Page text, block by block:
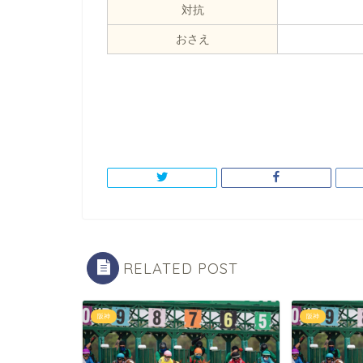
対抗
おさえ
RELATED POST
阪神 阪神